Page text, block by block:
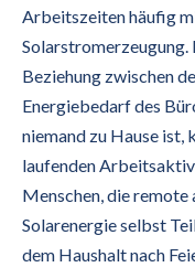
Arbeitszeiten häufig
Beziehung zwischen
Energiebedarf des
niemand zu Hause ist,
laufenden
Menschen, die remote
Solarenergie selbst
dem Haushalt nach